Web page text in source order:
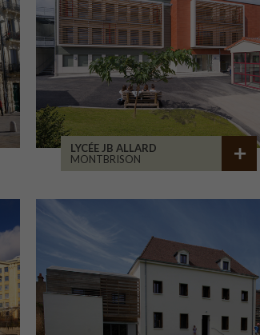
LYCÉE JB ALLARD
MONTBRISON